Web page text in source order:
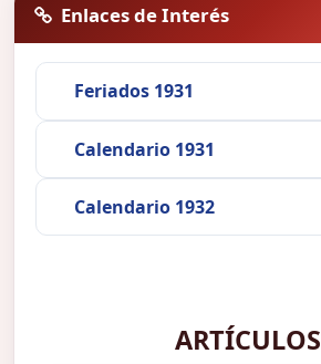
Enlaces de Interés
Feriados 1931
Calendario 1931
Calendario 1932
ARTÍCULOS